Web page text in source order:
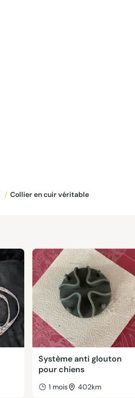
/ Collier en cuir véritable
Système anti glouton
pour chiens
1 mois 402km